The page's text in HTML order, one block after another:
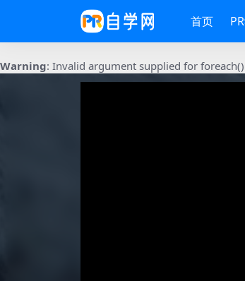
首页
Warning: Invalid argument supplied for